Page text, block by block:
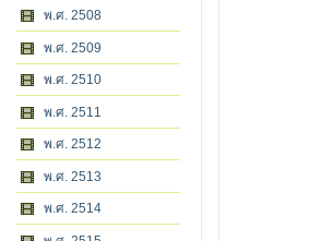
พ.ศ. 2508
พ.ศ. 2509
พ.ศ. 2510
พ.ศ. 2511
พ.ศ. 2512
พ.ศ. 2513
พ.ศ. 2514